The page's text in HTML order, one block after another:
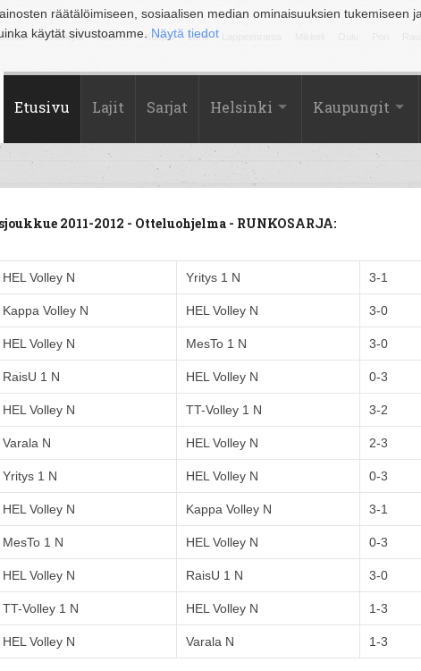
räätälöimiseen, sosiaalisen median ominaisuuksien
käytät sivustoamme. Näytä tiedot
Jyväskylä Kouvola Kuopio Lahti
Etusivu Lajit Sarjat Helsinki Kaupungit
2011-2012 - Otteluohjelma - RUNKOSARJA:
HEL Volley N Yritys 1 N 3-1
Kappa Volley N HEL Volley N 3-0
HEL Volley N MesTo 1 N 3-0
RaisU 1 N HEL Volley N 0-3
HEL Volley N TT-Volley 1 N 3-2
Varala N HEL Volley N 2-3
Yritys 1 N HEL Volley N 0-3
HEL Volley N Kappa Volley N 3-1
MesTo 1 N HEL Volley N 0-3
HEL Volley N RaisU 1 N 3-0
TT-Volley 1 N HEL Volley N 1-3
HEL Volley N Varala N 1-3